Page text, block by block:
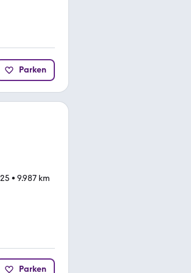
Parken
• 9.987 km
Parken